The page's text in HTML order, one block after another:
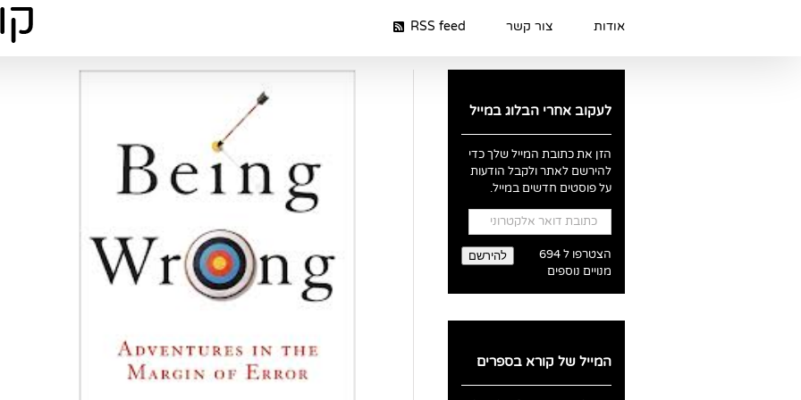
אודות צור קשר RSS feed
לעקוב אחרי הבלוג במייל
הזן את כתובת המייל שלך כדי
להירשם לאתר ולקבל הודעות
על פוסטים חדשים במייל.
כתובת
דואר
אלקטרוני
להירשם
הצטרפו ל 694
מנויים נוספים
המייל של קורא בספרים